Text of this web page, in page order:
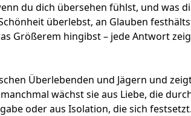
du dich übersehen fühlst, und was
überlebst, an Glauben
Größerem hingibst – jede Antwort
Überlebenden und Jägern und
wächst sie aus Liebe, die
oder aus Isolation, die sich